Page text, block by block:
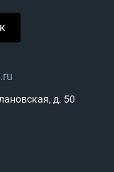
д. 50